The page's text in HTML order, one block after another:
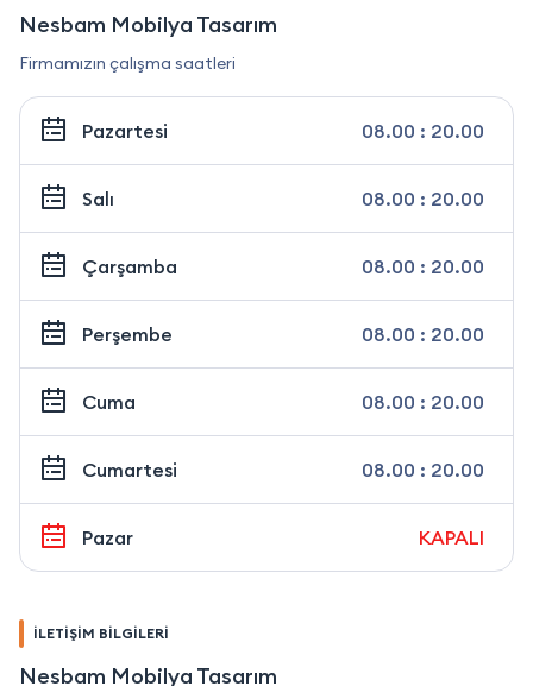
Nesbam Mobilya Tasarım
Firmamızın çalışma saatleri
Pazartesi 08.00 : 20.00
Salı 08.00 : 20.00
Çarşamba 08.00 : 20.00
Perşembe 08.00 : 20.00
Cuma 08.00 : 20.00
Cumartesi 08.00 : 20.00
Pazar KAPALI
İLETİŞİM BİLGİLERİ
Nesbam Mobilya Tasarım